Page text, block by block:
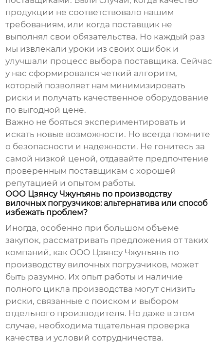
продукции не соответствовало нашим
требованиям, или когда поставщик не
выполнял свои обязательства. Но каждый раз
мы извлекали уроки из своих ошибок и
улучшали процесс выбора поставщика. Сейчас
у нас сформировался четкий алгоритм,
который позволяет нам минимизировать
риски и получать качественное оборудование
по выгодной цене.
Важно не бояться экспериментировать и
искать новые возможности. Но всегда помните
о безопасности и надежности. Не гонитесь за
самой низкой ценой, отдавайте предпочтение
проверенным поставщикам с хорошей
репутацией и опытом работы.
ООО Цзянсу Чжунъянь по производству
вилочных погрузчиков: альтернатива или способ
избежать проблем?
Иногда, особенно при большом объеме
закупок, рассматривать предложения от таких
компаний, как ООО Цзянсу Чжунъянь по
производству вилочных погрузчиков, может
быть разумно. Их опыт работы и наличие
полного цикла производства могут снизить
риски, связанные с поиском и выбором
отдельного производителя. Но даже в этом
случае, необходима тщательная проверка
качества и условий сотрудничества.